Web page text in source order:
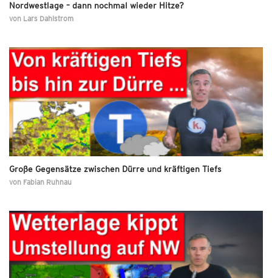
Nordwestlage – dann nochmal wieder Hitze?
von Lars Dahlstrom
Große Gegensätze zwischen Dürre und kräftigen Tiefs
von Fabian Ruhnau